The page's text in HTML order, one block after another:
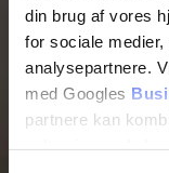
din brug af vores
for sociale
analysepartnere.
med Googles
partnere kan